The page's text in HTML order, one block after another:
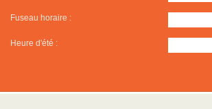
Fuseau horaire :
Heure d'été :